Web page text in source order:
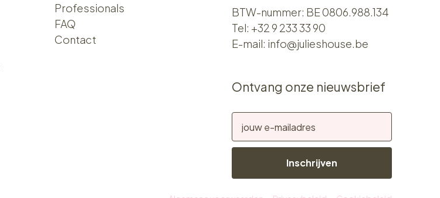
Professionals
FAQ
Contact
BTW-nummer: BE 0806.988.134
Tel: +32 9 233 33 90
E-mail: info@julieshouse.be
Ontvang onze nieuwsbrief
Inschrijven